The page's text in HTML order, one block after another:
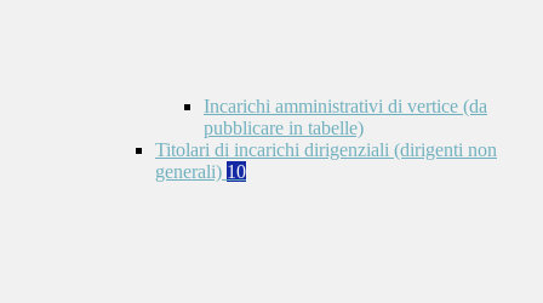
Incarichi amministrativi di vertice (da
pubblicare in tabelle)
Titolari di incarichi dirigenziali (dirigenti non
generali) 10